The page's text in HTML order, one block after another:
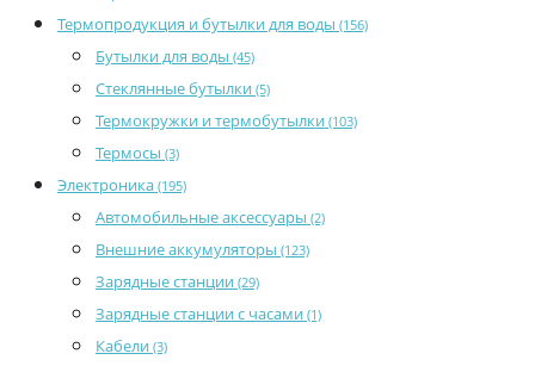
Термопродукция и бутылки для воды (156)
Бутылки для воды (45)
Стеклянные бутылки (5)
Термокружки и термобутылки (103)
Термосы (3)
Электроника (195)
Автомобильные аксессуары (2)
Внешние аккумуляторы (123)
Зарядные станции (29)
Зарядные станции с часами (1)
Кабели (3)